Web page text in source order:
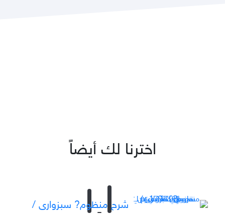
اخترنا لك أيضاً
‏شرح منظوم? سبزوارى /‏